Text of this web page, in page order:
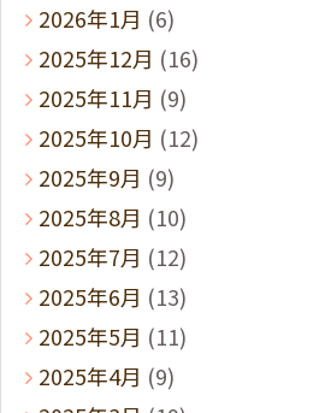
2026年1月 (6)
2025年12月 (16)
2025年11月 (9)
2025年10月 (12)
2025年9月 (9)
2025年8月 (10)
2025年7月 (12)
2025年6月 (13)
2025年5月 (11)
2025年4月 (9)